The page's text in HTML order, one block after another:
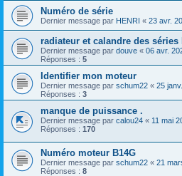
Numéro de série
Dernier message par HENRI « 23 avr.
radiateur et calandre des séries
Dernier message par douve « 06 avr.
Réponses : 5
Identifier mon moteur
Dernier message par schum22 « 25
Réponses : 3
manque de puissance .
Dernier message par calou24 « 11 mai
Réponses : 170
Numéro moteur B14G
Dernier message par schum22 « 21
Réponses : 8